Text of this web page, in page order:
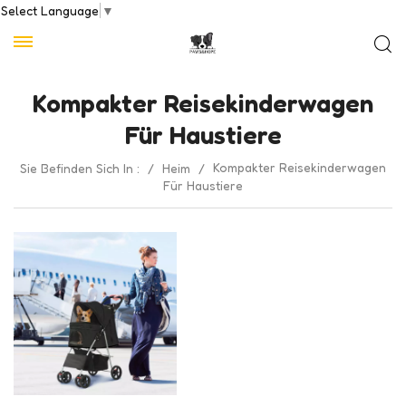
Select Language ▼
Kompakter Reisekinderwagen
Für Haustiere
Sie Befinden Sich In : / Heim / Kompakter Reisekinderwagen
Für Haustiere